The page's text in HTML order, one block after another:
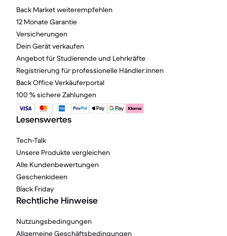
Back Market weiterempfehlen
12 Monate Garantie
Versicherungen
Dein Gerät verkaufen
Angebot für Studierende und Lehrkräfte
Registrierung für professionelle Händler:innen
Back Office Verkäuferportal
100 % sichere Zahlungen
Lesenswertes
Tech-Talk
Unsere Produkte vergleichen
Alle Kundenbewertungen
Geschenkideen
Black Friday
Rechtliche Hinweise
Nutzungsbedingungen
Allgemeine Geschäftsbedingungen